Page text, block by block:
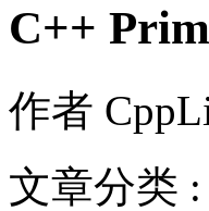
C++
作者
文章分类 :